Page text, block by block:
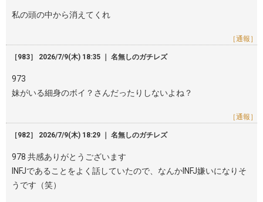
私の頭の中から消えてくれ
［通報］
［983］ 2026/7/9(木) 18:35 ｜ 名無しのガチレズ
973
妹がいる細身のボイ？さんだったりしないよね？
［通報］
［982］ 2026/7/9(木) 18:29 ｜ 名無しのガチレズ
978 共感ありがとうございます
INFJであることをよく話していたので、なんかINFJ嫌いになりそ
うです（笑）